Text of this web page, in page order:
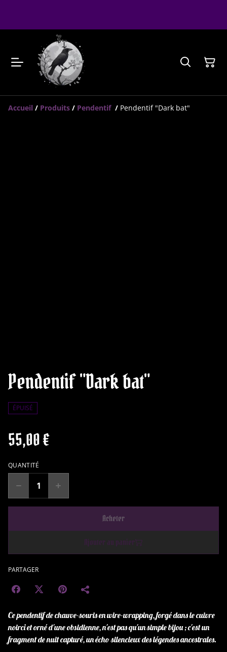
Accueil / Produits / Pendentif / Pendentif "Dark bat"
Pendentif "Dark bat"
ÉPUISÉ
55,00 €
QUANTITÉ
Acheter
Ajouter au panier
PARTAGER
Ce pendentif de chauve-souris en wire-wrapping, forgé dans le cuivre
noirci et orné d'une obsidienne, n'est pas qu'un simple bijou ; c'est un
fragment de nuit capturé, un écho silencieux des légendes ancestrales.